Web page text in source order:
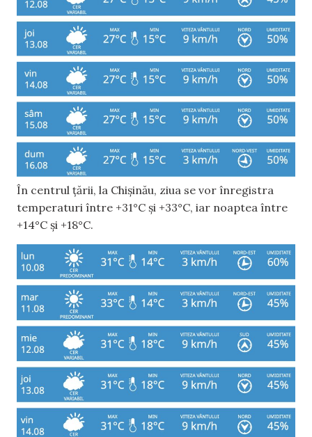
În centrul țării, la Chișinău, ziua se vor înregistra
temperaturi între +31°C și +33°C, iar noaptea între
+14°C și +18°C.